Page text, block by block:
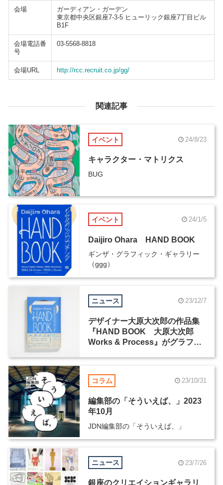
会場
ガーディアン・ガーデン
東京都中央区銀座7-3-5 ヒューリック銀座7丁目ビル
B1F
会場電話番
号
03-5568-8818
会場URL http://rcc.recruit.co.jp/gg/
関連記事
イベント 24/8/23
キャラクター・マトリクス
BUG
イベント 24/1/5
Daijiro Ohara HAND BOOK
ギンザ・グラフィック・ギャラリー
（ggg）
ニュース 23/12/7
デザイナー大原大次郎の作品集
『HAND BOOK 大原大次郎
Works & Process』がグラフィ
コラム 23/10/31
編集部の「そういえば、」2023
年10月
JDN編集部の「そういえば、」
ニュース 23/7/26
銀座のクリエイションギャラリ